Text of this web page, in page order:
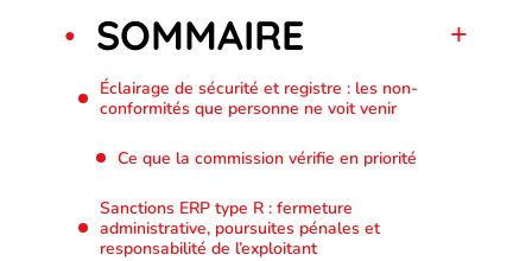
SOMMAIRE
Éclairage de sécurité et registre : les non-
conformités que personne ne voit venir
Ce que la commission vérifie en priorité
Sanctions ERP type R : fermeture
administrative, poursuites pénales et
responsabilité de l’exploitant